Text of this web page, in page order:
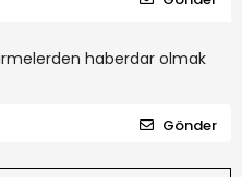
haberdar olmak
Gönder